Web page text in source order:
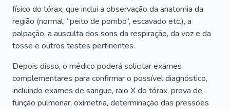
físico do tórax, que inclui a observação da anatomia da
região (normal, “peito de pombo”, escavado etc.), a
palpação, a ausculta dos sons da respiração, da voz e da
tosse e outros testes pertinentes.
Depois disso, o médico poderá solicitar exames
complementares para confirmar o possível diagnóstico,
incluindo exames de sangue, raio X do tórax, prova de
função pulmonar, oximetria, determinação das pressões